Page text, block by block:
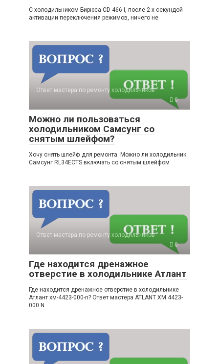
С холодильником Бирюса CD 466 I, после 2-х секундой
активации переключения режимов, ничего не
Ответ мастера по ремонту холодильников
0
Можно ли пользоваться
холодильником Самсунг со
снятым шлейфом?
Хочу снять шлейф для ремонта. Можно ли холодильник
Самсунг RL34ECTS включать со снятым шлейфом
Ответ мастера по ремонту холодильников
0
Где находится дренажное
отверстие в холодильнике Атлант
Где находится дренажное отверстие в холодильнике
Атлант хм-4423-000-n? Ответ мастера ATLANT ХМ 4423-
000 N